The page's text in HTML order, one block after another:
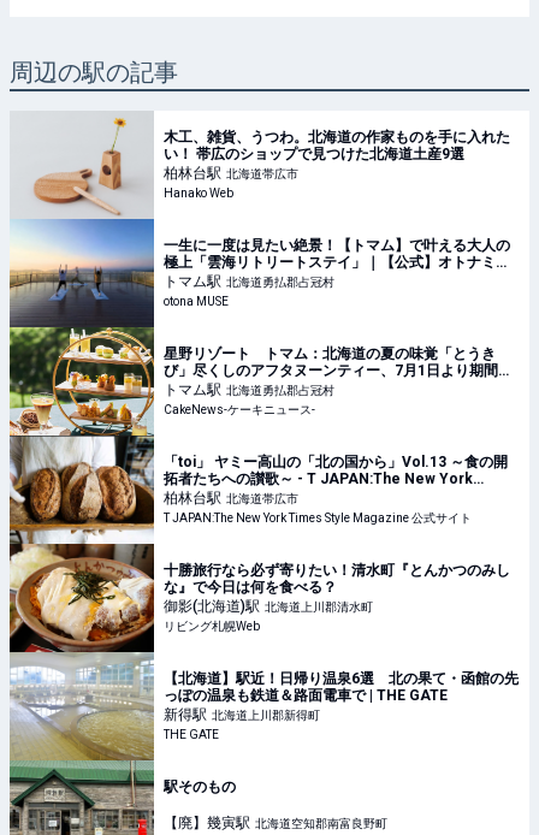
周辺の駅の記事
木工、雑貨、うつわ。北海道の作家ものを手に入れた
い！ 帯広のショップで見つけた北海道土産9選
柏林台駅 北海道帯広市
Hanako Web
一生に一度は見たい絶景！【トマム】で叶える大人の
極上「雲海リトリートステイ」｜【公式】オトナミュ
ーズ ウェブ（otona MUSE）
トマム駅 北海道勇払郡占冠村
otona MUSE
星野リゾート トマム：北海道の夏の味覚「とうき
び」尽くしのアフタヌーンティー、7月1日より期間限
定で初開催
トマム駅 北海道勇払郡占冠村
CakeNews-ケーキニュース-
「toi」 ヤミー高山の「北の国から」Vol.13 ～食の開
拓者たちへの讃歌～ - T JAPAN:The New York
Times Style Magazine 公式サイト
柏林台駅 北海道帯広市
T JAPAN:The New York Times Style Magazine 公式サイト
十勝旅行なら必ず寄りたい！清水町『とんかつのみし
な』で今日は何を食べる？
御影(北海道)駅 北海道上川郡清水町
リビング札幌Web
【北海道】駅近！日帰り温泉6選 北の果て・函館の先
っぽの温泉も鉄道＆路面電車で | THE GATE
新得駅 北海道上川郡新得町
THE GATE
駅そのもの
【廃】幾寅駅 北海道空知郡南富良野町